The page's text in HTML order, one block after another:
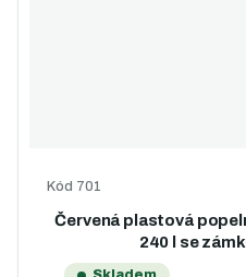
Červená plastová
240 l se
Kód 701